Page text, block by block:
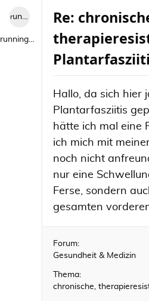
runningwild1
runningwild1
Re:
Hallo, da sich hier
Plantarfasziitis
hätte ich mal eine
ich mich mit
noch nicht
nur eine
Ferse, sondern
gesamten
Forum:
Gesundheit & Medizin
Thema:
chronische,